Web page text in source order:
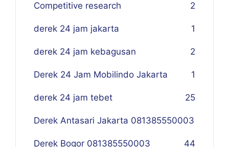
Competitive research 2
derek 24 jam jakarta 1
derek 24 jam kebagusan 2
Derek 24 Jam Mobilindo Jakarta 1
derek 24 jam tebet 25
Derek Antasari Jakarta 081385550003
4
Derek Bogor 081385550003 4